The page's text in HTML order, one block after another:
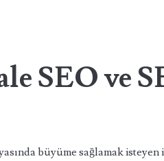
SEO ve
büyüme sağlamak isteyen